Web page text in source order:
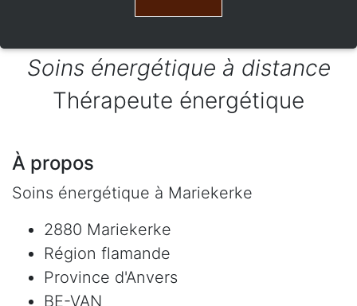
Soins énergétique à distance
Thérapeute énergétique
À propos
Soins énergétique à Mariekerke
2880 Mariekerke
Région flamande
Province d'Anvers
BE-VAN